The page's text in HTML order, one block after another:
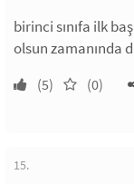
birinci sınıfa ilk
olsun zamanında
(5) (0)
15.